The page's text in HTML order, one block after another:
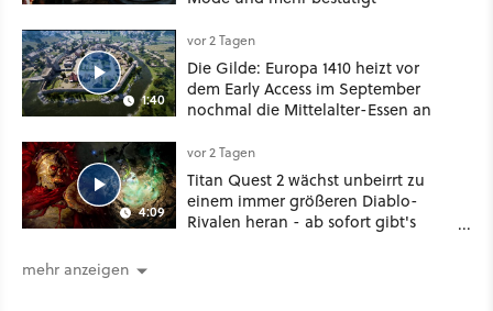
1:40
vor 2 Tagen
Die Gilde: Europa 1410 heizt vor
dem Early Access im September
nochmal die Mittelalter-Essen an
4:09
vor 2 Tagen
Titan Quest 2 wächst unbeirrt zu
einem immer größeren Diablo-
Rivalen heran - ab sofort gibt's
mehr anzeigen